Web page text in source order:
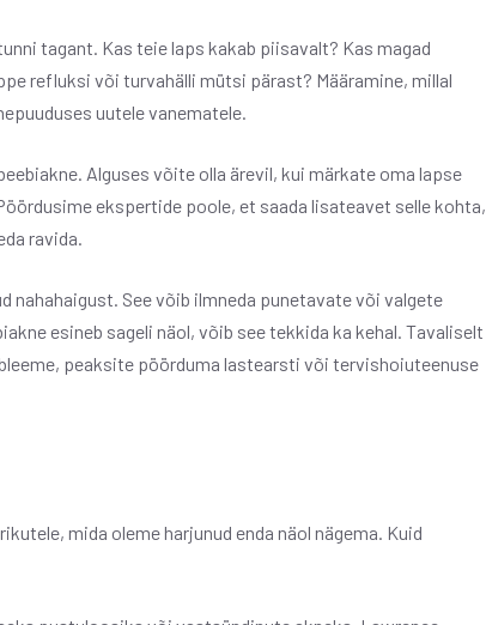
tagant. Kas teie laps kakab piisavalt? Kas magad
refluksi või turvahälli mütsi pärast? Määramine, millal
uutele vanematele.
Alguses võite olla ärevil, kui märkate oma lapse
ekspertide poole, et saada lisateavet selle kohta,
ravida.
See võib ilmneda punetavate või valgete
esineb sageli näol, võib see tekkida ka kehal. Tavaliselt
peaksite pöörduma lastearsti või tervishoiuteenuse
mida oleme harjunud enda näol nägema. Kuid